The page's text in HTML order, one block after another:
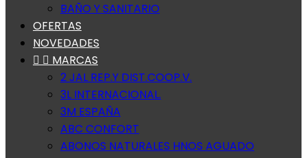
BAÑO Y SANITARIO
OFERTAS
NOVEDADES
  MARCAS
2 JAL REP.Y DIST.COOP.V.
3L INTERNACIONAL.
3M ESPAÑA
ABC CONFORT
ABONOS NATURALES HNOS AGUADO